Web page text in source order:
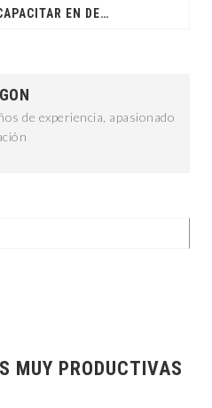
VAMOS A CAPACITAR EN DERECHOS HUMANOS Y LIDERAZGO JUVENIL: RBC
de experiencia, apasionado
PARA